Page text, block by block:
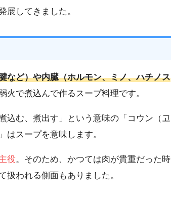
展してきました。
など）や内臓（ホルモン、ミノ、ハチノス
で煮込んで作るスープ料理です。
込む、煮出す」という意味の「コウン（고
はスープを意味します。
役。そのため、かつては肉が貴重だった時
われる側面もありました。